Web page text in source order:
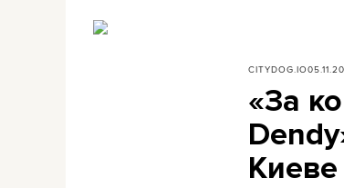
CITYDOG.IO
«За
Киеве